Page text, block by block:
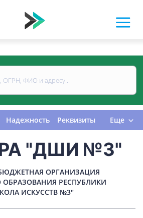
Надежность
Реквизиты
Руководитель
История изменений
Еще
"ДШИ №3"
ОРГАНИЗАЦИЯ
РЕСПУБЛИКИ
ИСКУССТВ №3"